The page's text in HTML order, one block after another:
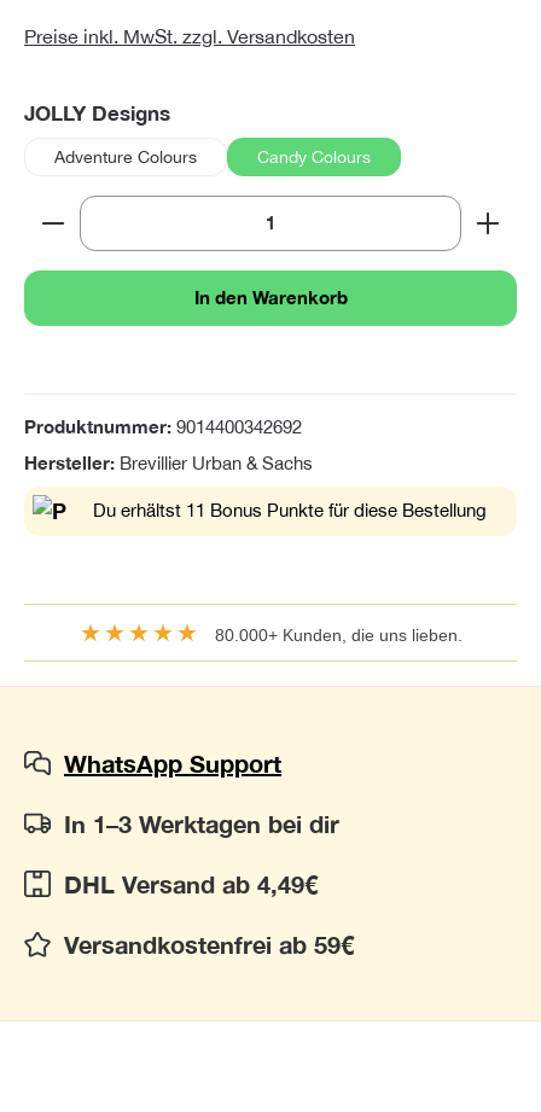
Preise inkl. MwSt. zzgl. Versandkosten
JOLLY Designsauswählen
Adventure Colours Candy Colours
Produkt Anzahl: Gib den gewünschten Wert ein
In den Warenkorb
Produktnummer: 9014400342692
Hersteller: Brevillier Urban & Sachs
Du erhältst 11 Bonus Punkte für diese Bestellung
★★★★★ 80.000+ Kunden, die uns lieben.
WhatsApp Support
In 1–3 Werktagen bei dir
DHL Versand ab 4,49€
Versandkostenfrei ab 59€